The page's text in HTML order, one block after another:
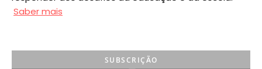
Saber mais
SUBSCRIÇÃO